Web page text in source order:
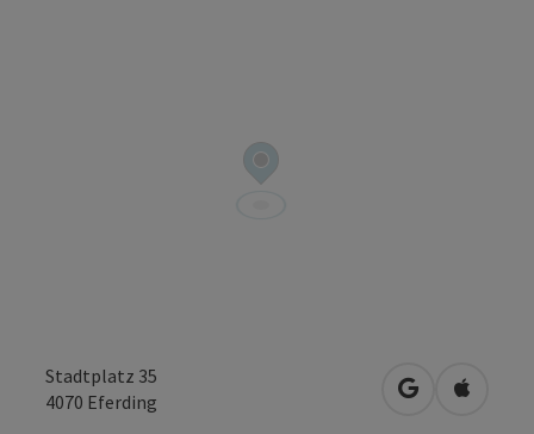
Stadtplatz 35
4070 Eferding in Google
in